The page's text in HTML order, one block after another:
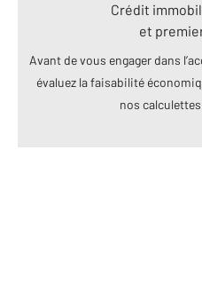
Crédit
et
Avant de vous engager dans
évaluez la faisabilité
nos